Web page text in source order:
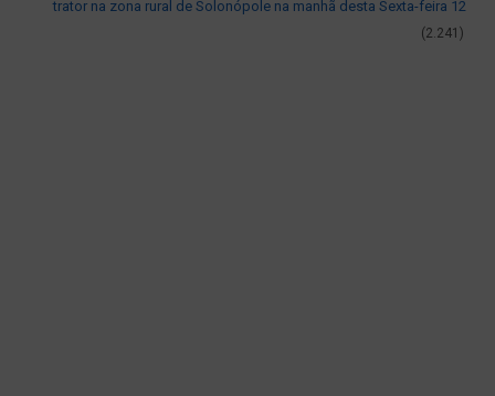
trator na zona rural de Solonópole na manhã desta Sexta-feira 12
(2.241)